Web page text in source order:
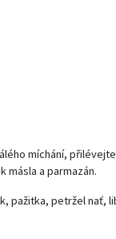
míchání,
másla a parmazán.
pažitka, petržel nať,